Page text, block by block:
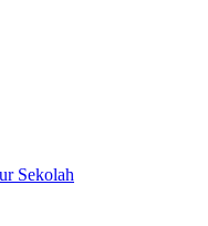
Sekolah